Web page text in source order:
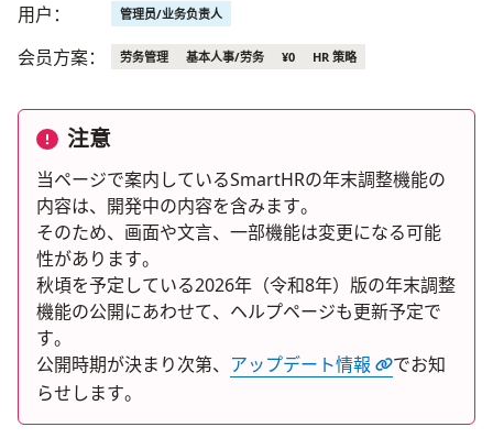
用户： 管理员/业务负责人
会员方案： 劳务管理 基本人事/劳务 ¥0 HR 策略
注意
当ページで案内しているSmartHRの年末調整機能の
内容は、開発中の内容を含みます。
そのため、画面や文言、一部機能は変更になる可能
性があります。
秋頃を予定している2026年（令和8年）版の年末調整
機能の公開にあわせて、ヘルプページも更新予定で
す。
公開時期が決まり次第、 アップデート情報
でお知
らせします。